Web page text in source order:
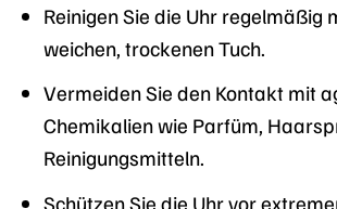
Reinigen Sie die Uhr regelmäßig
weichen, trockenen Tuch.
Vermeiden Sie den Kontakt mit
Chemikalien wie Parfüm,
Reinigungsmitteln.
Schützen Sie die Uhr vor